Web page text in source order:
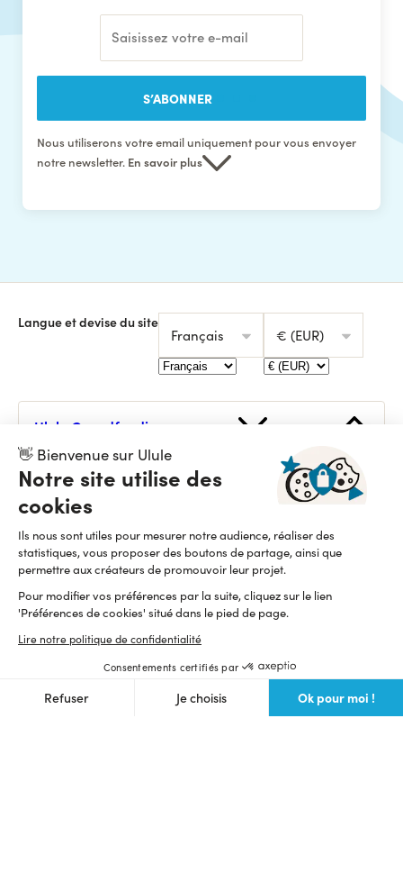
👋 Bienvenue sur Ulule
Notre site utilise des
cookies
Ils nous sont utiles pour mesurer notre audience, réaliser des
statistiques, vous proposer des boutons de partage, ainsi que
permettre aux créateurs de promouvoir leur projet.
Pour modifier vos préférences par la suite, cliquez sur le lien
'Préférences de cookies' situé dans le pied de page.
Lire notre politique de confidentialité
Consentements certifiés par
Refuser Je choisis Ok pour moi !
S’ABONNER
Nous utiliserons votre email uniquement pour vous envoyer
notre newsletter. En savoir plus
Langue et devise du site
Français € (EUR)
Ulule Crowdfunding
Lancer une collecte
Voir toutes les collectes
Webinaire crowdfunding gratuit
Foire aux questions
Logo / Kits de campagne
Statistiques
Communauté des makers
Prochains lives
Bons plans
Demander un conseil
Tutoriels
Petites annonces
Partenaires
Appels à projets
Devenir partenaire
Organiser un appel à projets
Nos dispositifs
À propos d’Ulule
Découvrir Ulule
Nous contacter
Équipe
Pionnier du financement participatif et de l’impact positif, Ulule est une